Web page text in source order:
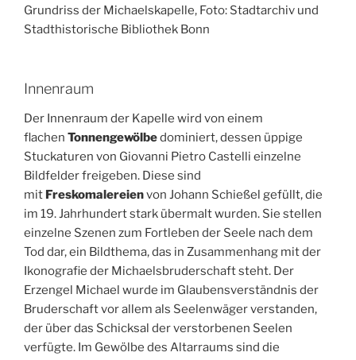
Grundriss der Michaelskapelle, Foto: Stadtarchiv und
Stadthistorische Bibliothek Bonn
Innenraum
Der Innenraum der Kapelle wird von einem
flachen Tonnengewölbedominiert, dessen üppige
Stuckaturen von Giovanni Pietro Castelli einzelne
Bildfelder freigeben. Diese sind
mit Freskomalereienvon Johann Schießel gefüllt, die
im 19. Jahrhundert stark übermalt wurden. Sie stellen
einzelne Szenen zum Fortleben der Seele nach dem
Tod dar, ein Bildthema, das in Zusammenhang mit der
Ikonografie der Michaelsbruderschaft steht. Der
Erzengel Michael wurde im Glaubensverständnis der
Bruderschaft vor allem als Seelenwäger verstanden,
der über das Schicksal der verstorbenen Seelen
verfügte. Im Gewölbe des Altarraums sind die